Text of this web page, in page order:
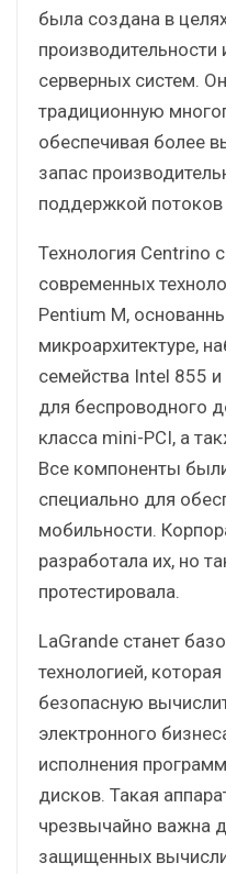
была создана в
серверных систем.
традиционную
обеспечивая более
запас
поддержкой потоков
Технология Centrino
современных
Pentium M,
микроархитектуре,
семейства Intel 855
для беспроводного
класса mini-PCI, а
Все компоненты
специально для
мобильности.
разработала их, но
протестировала.
LaGrande станет
технологией,
безопасную
электронного
исполнения
дисков. Такая
чрезвычайно важна
защищенных